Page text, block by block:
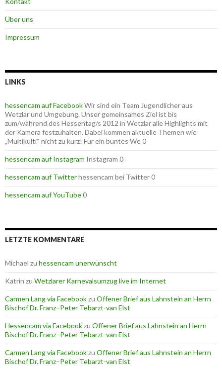
Über uns
Impressum
LINKS
hessencam auf FacebookWir sind ein Team Jugendlicher aus
Wetzlar und Umgebung. Unser gemeinsames Ziel ist bis
zum/während des Hessentag/s 2012 in Wetzlar alle Highlights mit
der Kamera festzuhalten. Dabei kommen aktuelle Themen wie
„Multikulti“ nicht zu kurz! Für ein buntes We 0
hessencam auf Instagram Instagram 0
hessencam auf Twitterhessencam bei Twitter 0
hessencam auf YouTube0
LETZTE KOMMENTARE
Michael zu hessencam unerwünscht
Katrin zu Wetzlarer Karnevalsumzug live im Internet
Carmen Lang via Facebookzu Offener Brief aus Lahnstein an Herrn
Bischof Dr. Franz–Peter Tebarzt-van Elst
Hessencam via Facebookzu Offener Brief aus Lahnstein an Herrn
Bischof Dr. Franz–Peter Tebarzt-van Elst
Carmen Lang via Facebookzu Offener Brief aus Lahnstein an Herrn
Bischof Dr. Franz–Peter Tebarzt-van Elst